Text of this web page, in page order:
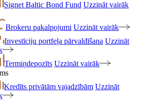
Signet Baltic Bond Fund Uzzināt vairāk
Brokeru pakalpojumi Uzzināt vairāk
Investīciju portfeļa pārvaldīšana Uzzināt
Termiņdepozīts Uzzināt vairāk
Kredīts privātām vajadzībām Uzzināt